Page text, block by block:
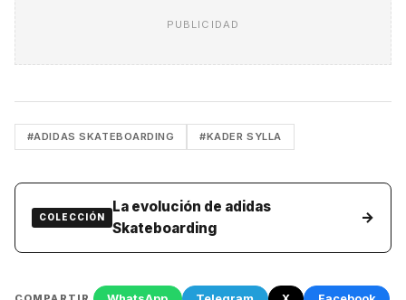
PUBLICIDAD
#ADIDAS SKATEBOARDING #KADER SYLLA
COLECCIÓN
La evolución de adidas
Skateboarding
→